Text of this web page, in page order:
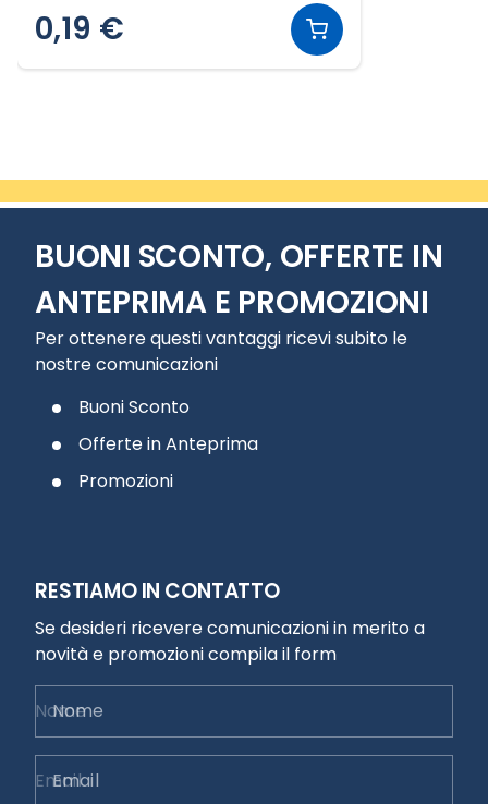
0,19 €
BUONI SCONTO, OFFERTE IN
ANTEPRIMA E PROMOZIONI
Per ottenere questi vantaggi ricevi subito le
nostre comunicazioni
Buoni Sconto
Offerte in Anteprima
Promozioni
RESTIAMO IN CONTATTO
Se desideri ricevere comunicazioni in merito a
novità e promozioni compila il form
Nome
Email